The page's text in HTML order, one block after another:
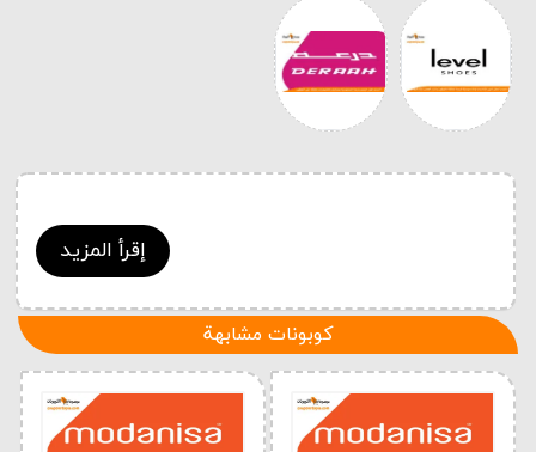
إقرأ المزيد
كوبونات مشابهة